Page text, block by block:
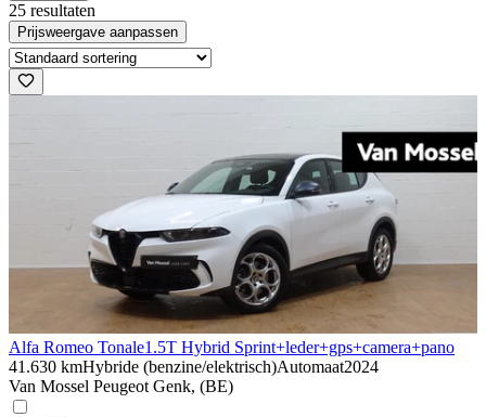
25 resultaten
Prijsweergave aanpassen
Alfa Romeo Tonale1.5T Hybrid Sprint+leder+gps+camera+pano
41.630 kmHybride (benzine/elektrisch)Automaat2024
Van Mossel Peugeot Genk, (BE)